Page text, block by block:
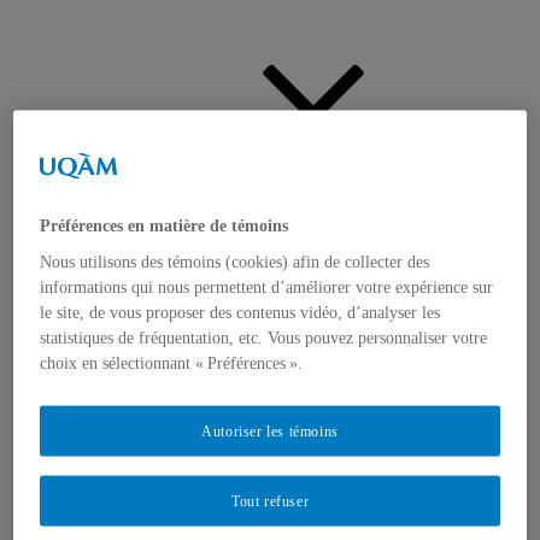
Actualités
Bourses et prix
Communiqués
Dans les médias
Distinctions
Préférences en matière de témoins
Nous utilisons des témoins (cookies) afin de collecter des
informations qui nous permettent d’améliorer votre expérience sur
le site, de vous proposer des contenus vidéo, d’analyser les
statistiques de fréquentation, etc. Vous pouvez personnaliser votre
choix en sélectionnant « Préférences ».
Tout refuser
Autoriser les témoins